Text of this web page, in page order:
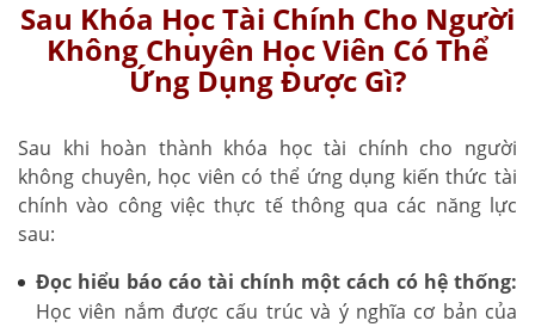
Sau Khóa Học Tài Chính Cho Người
Không Chuyên Học Viên Có Thể
Ứng Dụng Được Gì?
Sau khi hoàn thành khóa học tài chính cho người
không chuyên, học viên có thể ứng dụng kiến thức tài
chính vào công việc thực tế thông qua các năng lực
sau:
Đọc hiểu báo cáo tài chính một cách có hệ thống:
Học viên nắm được cấu trúc và ý nghĩa cơ bản của